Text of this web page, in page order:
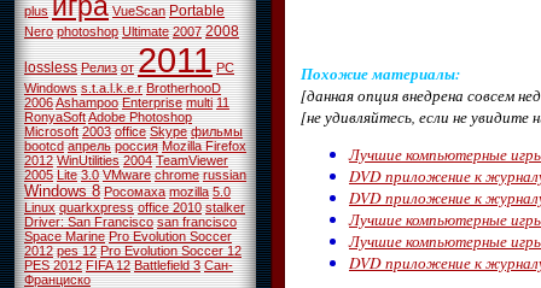
plus VueScan Portable
Nero photoshop Ultimate 2007 2008
lossless Релиз от 2011 PC
Windows s.t.a.l.k.e.r BrotherhooD
2006Ashampoo Enterprise multi 11
RonyaSoftAdobe Photoshop
Microsoft 2003 office Skype фильмы
bootcd апрель россия Mozilla Firefox
2012 WinUtilities 2004 TeamViewer
2005 Lite 3.0 VMware chrome russian
Windows 8 Росомаха mozilla 5.0
Linux quarkxpress office 2010 stalker
Driver: San Francisco san francisco
Space Marine Pro Evolution Soccer
2012 pes 12 Pro Evolution Soccer 12
PES 2012 FIFA 12 Battlefield 3 Сан-
Франциско
Похожие материалы:
[данная опция внедрена совсем
[не удивляйтесь, если не увидите
Лучшие компьютерные
DVD приложение к
DVD приложение к
Лучшие компьютерные
Лучшие компьютерные
DVD приложение к